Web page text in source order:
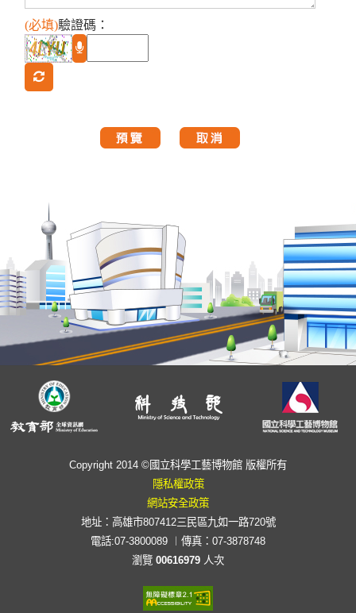
(必填)驗證碼 ：
Copyright 2014 ©國立科學工藝博物館 版權所有
隱私權政策
網站安全政策
地址：高雄市807412三民區九如一路720號
電話:07-3800089 ︱傳真：07-3878748
瀏覽 00616979 人次